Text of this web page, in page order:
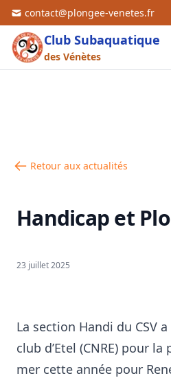
contact@plongee-venetes.fr
Club Subaquatique
des Vénètes
Retour aux actualités
Handicap et
23 juillet 2025
La section Handi du CSV
club d’Etel (CNRE) pour
mer cette année pour